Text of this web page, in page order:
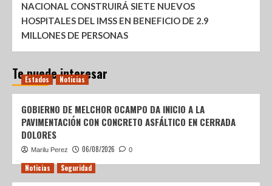
NACIONAL CONSTRUIRÁ SIETE NUEVOS
HOSPITALES DEL IMSS EN BENEFICIO DE 2.9
MILLONES DE PERSONAS
Te puede interesar
Estados Noticias
GOBIERNO DE MELCHOR OCAMPO DA INICIO A LA
PAVIMENTACIÓN CON CONCRETO ASFÁLTICO EN CERRADA
DOLORES
Marilu Perez 06/08/2026 0
Noticias Seguridad